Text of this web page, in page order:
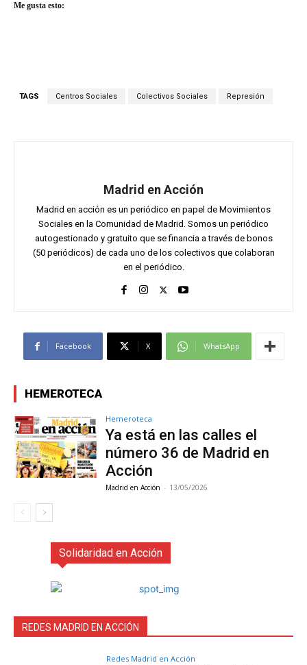
Me gusta esto:
TAGS Centros Sociales Colectivos Sociales Represión
Madrid en Acción
Madrid en acción es un periódico en papel de Movimientos
Sociales en la Comunidad de Madrid. Somos un periódico
autogestionado y gratuito que se financia a través de bonos
(50 periódicos) de cada uno de los colectivos que colaboran
en el periódico.
Facebook X WhatsApp
HEMEROTECA
Hemeroteca
Ya está en las calles el
número 36 de Madrid en
Acción
Madrid en Acción - 13/05/2026
Solidaridad en Acción
REDES MADRID EN ACCIÓN
Redes Madrid en Acción